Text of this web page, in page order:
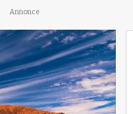
Annonce